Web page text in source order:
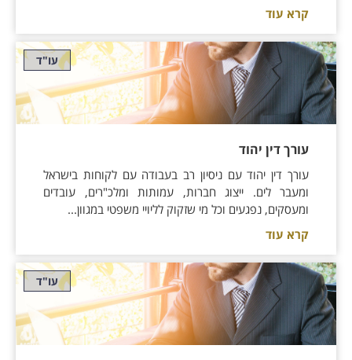
קרא עוד
עו"ד
עורך דין יהוד
עורך דין יהוד עם ניסיון רב בעבודה עם לקוחות בישראל
ומעבר לים. ייצוג חברות, עמותות ומלכ"רים, עובדים
ומעסקים, נפגעים וכל מי שזקוק לליויי משפטי במגוון...
קרא עוד
עו"ד